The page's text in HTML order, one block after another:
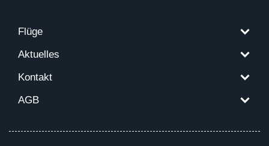
Flüge
Aktuelles
Kontakt
AGB